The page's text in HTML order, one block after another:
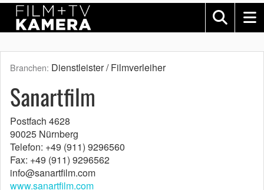
Branchen: Dienstleister / Filmverleiher
Sanartfilm
Postfach 4628
90025 Nürnberg
Telefon: +49 (911) 9296560
Fax: +49 (911) 9296562
info@sanartfilm.com
www.sanartfilm.com